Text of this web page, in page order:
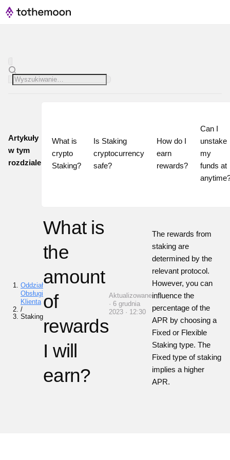
Artykuły
w tym
rozdziale
What is
crypto
Staking?
Is Staking
cryptocurrency
safe?
How do I
earn
rewards?
Can I
unstake
my
funds at
Oddział
Obsługi
Klienta
/
Staking
What is
the
amount
of
rewards
I will
earn?
Aktualizowane
· 6 grudnia
2023 · 12:30
The rewards from
staking are
determined by the
relevant protocol.
However, you can
influence the
percentage of the
APR by choosing a
Fixed or Flexible
Staking type. The
Fixed type of staking
implies a higher
APR.